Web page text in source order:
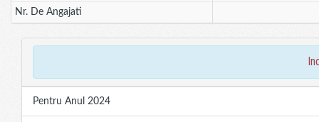
Nr. De Angajati
Pentru Anul 2024